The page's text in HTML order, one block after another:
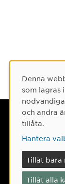
Denna
som lagras
och andra
tillåta.
Hantera
Tillåt bara
Tillåt alla